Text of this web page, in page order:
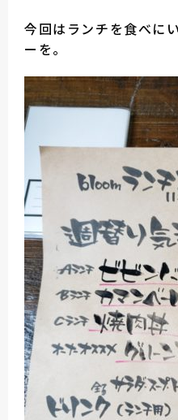
今回はランチを食べに
ーを。